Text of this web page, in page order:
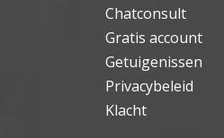
Chatconsult
Gratis account
Getuigenissen
Privacybeleid
Klacht